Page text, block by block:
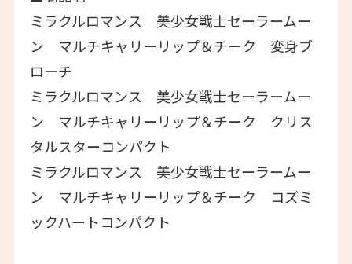
ミラクルロマンス 美少女戦士セーラームー
ン マルチキャリーリップ＆チーク 変身ブ
ローチ
ミラクルロマンス 美少女戦士セーラームー
ン マルチキャリーリップ＆チーク クリス
タルスターコンパクト
ミラクルロマンス 美少女戦士セーラームー
ン マルチキャリーリップ＆チーク コズミ
ックハートコンパクト